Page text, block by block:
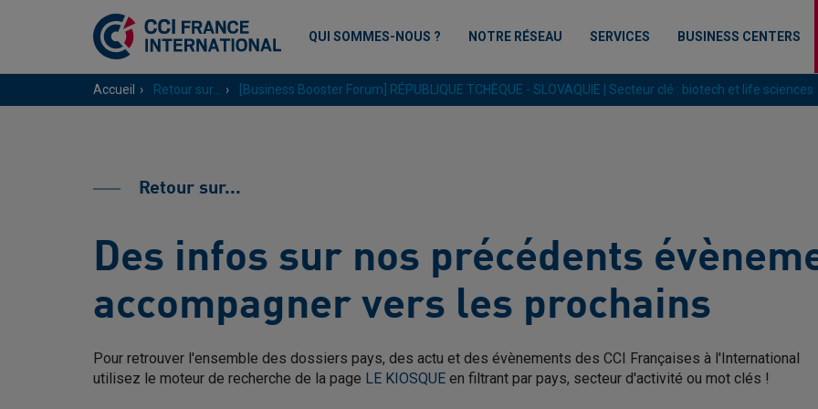
QUI SOMMES-NOUS ? NOTRE RÉSEAU SERVICES BUSINESS CENTERS
Accueil Retour sur... [Business Booster Forum] RÉPUBLIQUE TCHÈQUE - SLOVAQUIE | Secteur clé : biotech et life sciences
Retour sur...
Des infos sur nos précédents
accompagner vers les prochains
Pour retrouver l'ensemble des dossiers pays, des actu et des évènements des CCI Françaises à l'International
utilisez le moteur de recherche de la page LE KIOSQUE en filtrant par pays, secteur d'activité ou mot clés !